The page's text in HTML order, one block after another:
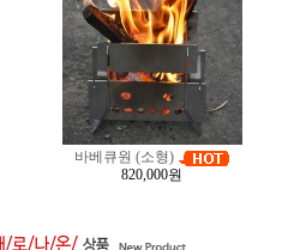
바베큐원 (소형)
820,000원